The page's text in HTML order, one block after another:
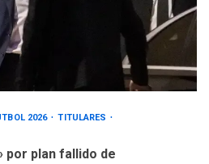
2026
TITULARES
por plan fallido de